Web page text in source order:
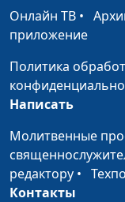
человек
на мученичество.
ли это?
Может ли в нас
вера Иисуса
Доверяет ли Бог
человеку
Онлайн ТВ •
приложение
Политика
Написать
Молитвенные
редактору •
Контакты